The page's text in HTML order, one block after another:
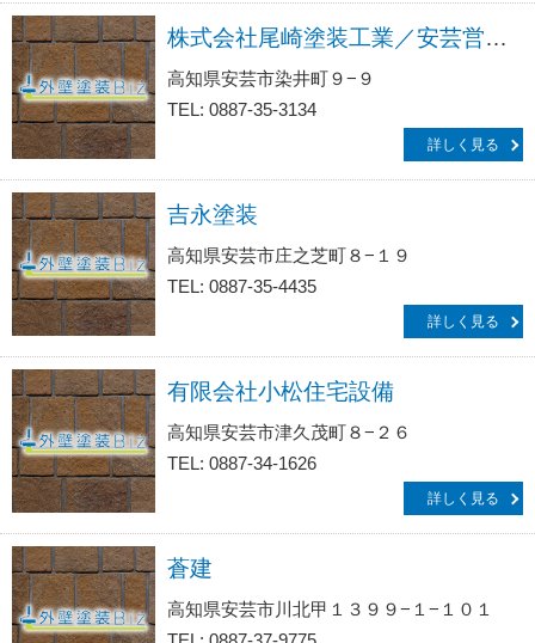
株式会社尾崎塗装工業／安芸営業所
高知県安芸市染井町９−９
TEL: 0887-35-3134
詳しく見る
吉永塗装
高知県安芸市庄之芝町８−１９
TEL: 0887-35-4435
詳しく見る
有限会社小松住宅設備
高知県安芸市津久茂町８−２６
TEL: 0887-34-1626
詳しく見る
蒼建
高知県安芸市川北甲１３９９−１−１０１